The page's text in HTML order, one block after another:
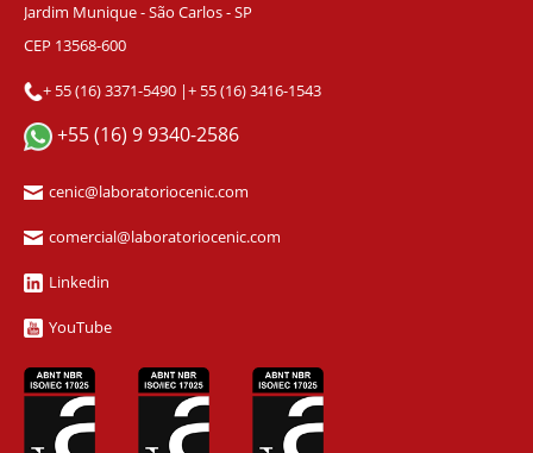
Jardim Munique - São Carlos - SP
CEP 13568-600
+ 55 (16) 3371-5490 |+ 55 (16) 3416-1543
+55 (16) 9 9340-2586
cenic@laboratoriocenic.com
comercial@laboratoriocenic.com
Linkedin
YouTube